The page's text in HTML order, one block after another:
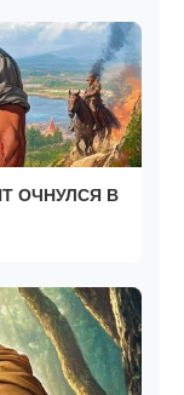
ОЧНУЛСЯ В